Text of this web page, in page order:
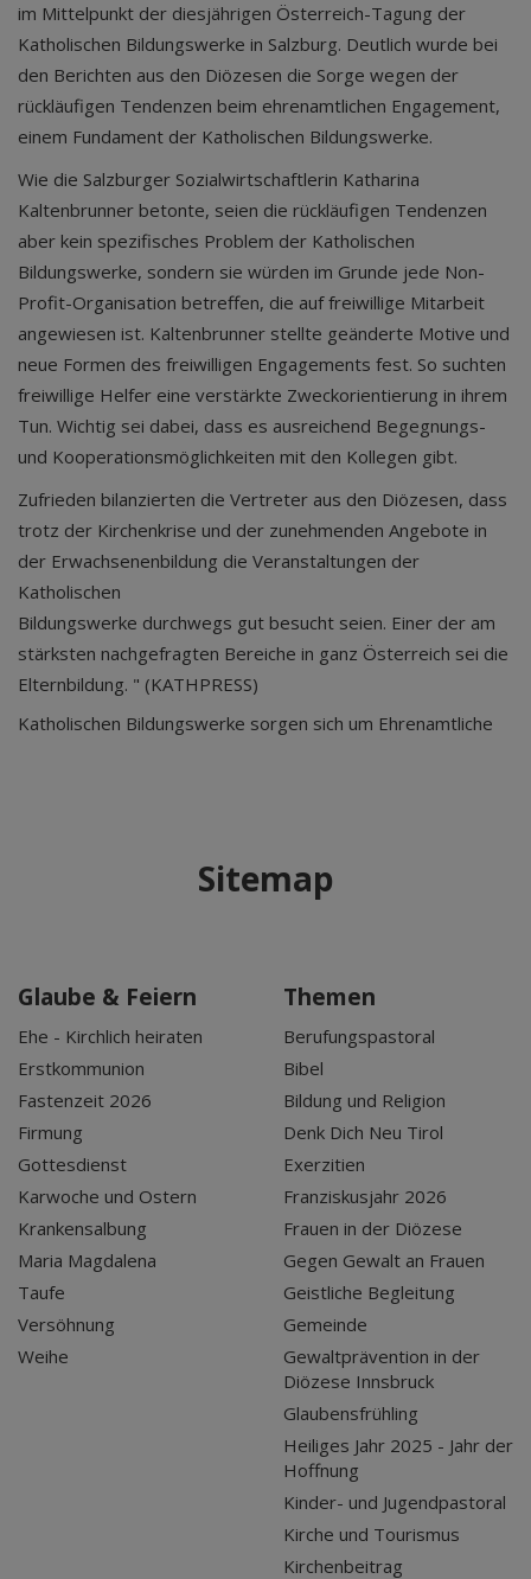
im Mittelpunkt der diesjährigen Österreich-Tagung der
Katholischen Bildungswerke in Salzburg. Deutlich wurde bei
den Berichten aus den Diözesen die Sorge wegen der
rückläufigen Tendenzen beim ehrenamtlichen Engagement,
einem Fundament der Katholischen Bildungswerke.
Wie die Salzburger Sozialwirtschaftlerin Katharina
Kaltenbrunner betonte, seien die rückläufigen Tendenzen
aber kein spezifisches Problem der Katholischen
Bildungswerke, sondern sie würden im Grunde jede Non-
Profit-Organisation betreffen, die auf freiwillige Mitarbeit
angewiesen ist. Kaltenbrunner stellte geänderte Motive und
neue Formen des freiwilligen Engagements fest. So suchten
freiwillige Helfer eine verstärkte Zweckorientierung in ihrem
Tun. Wichtig sei dabei, dass es ausreichend Begegnungs-
und Kooperationsmöglichkeiten mit den Kollegen gibt.
Zufrieden bilanzierten die Vertreter aus den Diözesen, dass
trotz der Kirchenkrise und der zunehmenden Angebote in
der Erwachsenenbildung die Veranstaltungen der
Katholischen
Bildungswerke durchwegs gut besucht seien. Einer der am
stärksten nachgefragten Bereiche in ganz Österreich sei die
Elternbildung. " (KATHPRESS)
Katholischen Bildungswerke sorgen sich um Ehrenamtliche
Sitemap
Glaube & Feiern
Ehe - Kirchlich heiraten
Erstkommunion
Fastenzeit 2026
Firmung
Gottesdienst
Karwoche und Ostern
Krankensalbung
Maria Magdalena
Taufe
Versöhnung
Weihe
Themen
Berufungspastoral
Bibel
Bildung und Religion
Denk Dich Neu Tirol
Exerzitien
Franziskusjahr 2026
Frauen in der Diözese
Gegen Gewalt an Frauen
Geistliche Begleitung
Gemeinde
Gewaltprävention in der
Diözese Innsbruck
Glaubensfrühling
Heiliges Jahr 2025 - Jahr der
Hoffnung
Kinder- und Jugendpastoral
Kirche und Tourismus
Kirchenbeitrag